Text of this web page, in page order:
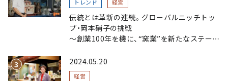
トレンド 経営
伝統とは革新の連続。グローバルニッチトッ
プ・岡本硝子の挑戦
～創業100年を機に、“窯業”を新たなステージ
略～
2024.05.20
経営